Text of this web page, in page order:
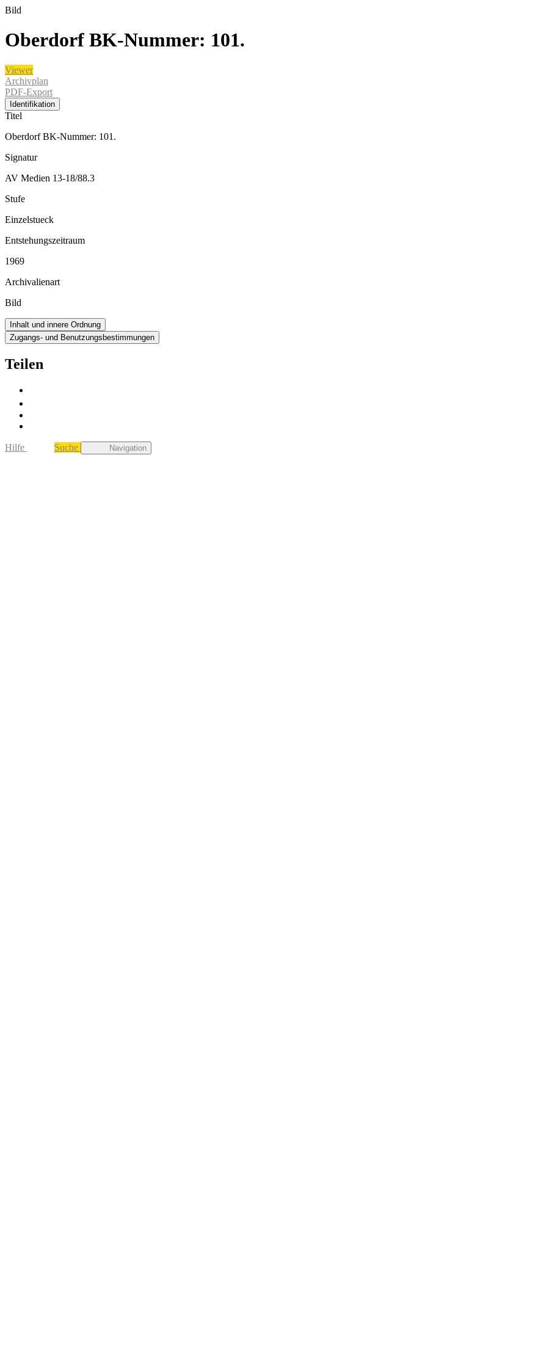
Bild
Oberdorf BK-Nummer: 101.
Viewer
Archivplan
PDF-Export
Identifikation
Titel
Oberdorf BK-Nummer: 101.
Signatur
AV Medien 13-18/88.3
Stufe
Einzelstueck
Entstehungszeitraum
1969
Archivalienart
Bild
Inhalt und innere Ordnung
Zugangs- und Benutzungsbestimmungen
Teilen
Hilfe Suche Navigation